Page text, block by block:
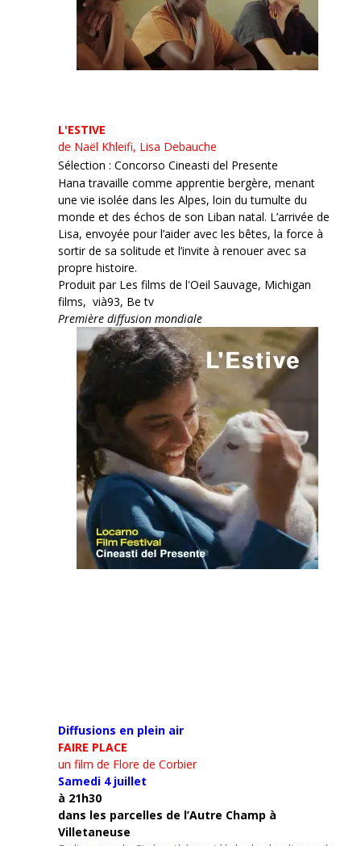
L'ESTIVE
de Naël Khleifi, Lisa Debauche
Sélection : Concorso Cineasti del Presente
Hana travaille comme apprentie bergère, menant
une vie isolée dans les Alpes, loin du tumulte du
monde et des échos de son Liban natal. L’arrivée de
Lisa, envoyée pour l’aider avec les bêtes, la force à
sortir de sa solitude et l’invite à renouer avec sa
propre histoire.
Produit par Les films de l'Oeil Sauvage, Michigan
films, vià93, Be tv
Première diffusion mondiale
Diffusions en plein air
FAIRE PLACE
un film de Flore de Corbier
Samedi 4 juillet
à 21h30
dans les parcelles de l’Autre Champ à
Villetaneuse